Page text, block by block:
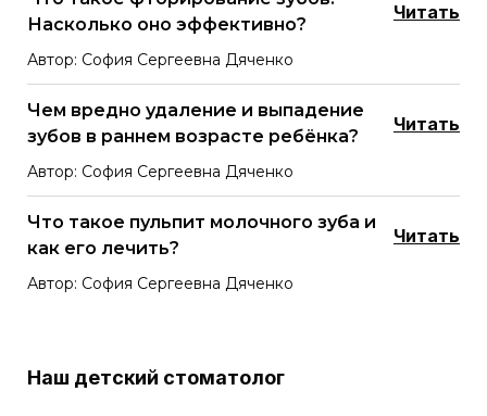
Насколько оно эффективно?
Читать
Автор: София Сергеевна Дяченко
Чем вредно удаление и выпадение
зубов в раннем возрасте ребёнка?
Читать
Автор: София Сергеевна Дяченко
Что такое пульпит молочного зуба и
как его лечить?
Читать
Автор: София Сергеевна Дяченко
Наш детский стоматолог